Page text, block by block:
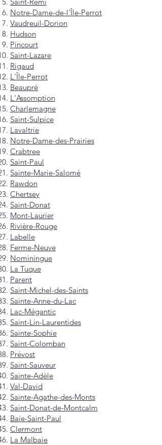
Notre-Dame-de-l'Île-Perrot
Vaudreuil-Dorion
Hudson
Pincourt
Saint-Lazare
Rigaud
L'Île-Perrot
Beaupré
L'Assomption
Charlemagne
Saint-Sulpice
Lavaltrie
Notre-Dame-des-Prairies
Crabtree
Saint-Paul
Sainte-Marie-Salomé
Rawdon
Chertsey
Saint-Donat
Mont-Laurier
Rivière-Rouge
Labelle
Ferme-Neuve
Nominingue
La Tuque
Parent
Saint-Michel-des-Saints
Sainte-Anne-du-Lac
Lac-Mégantic
Saint-Lin-Laurentides
Sainte-Sophie
Saint-Colomban
Prévost
Saint-Sauveur
Sainte-Adèle
Val-David
Sainte-Agathe-des-Monts
Saint-Donat-de-Montcalm
Baie-Saint-Paul
Clermont
La Malbaie